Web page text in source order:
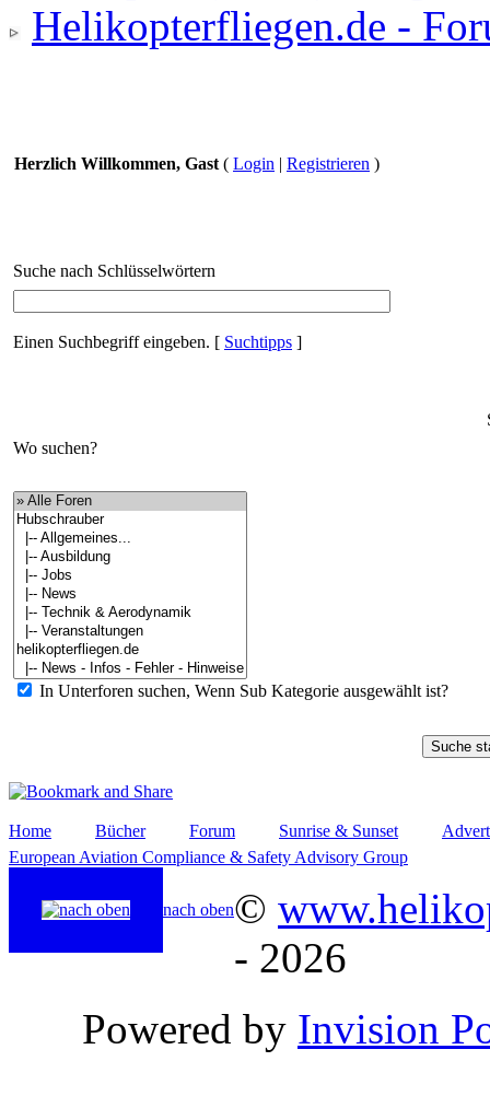
Helikopterfliegen.de -
Herzlich Willkommen, Gast ( Login | Registrieren )
Suche nach Schlüsselwörtern
Einen Suchbegriff eingeben. [ Suchtipps ]
Wo suchen?
In Unterforen suchen, Wenn Sub Kategorie ausgewählt ist?
Home Bücher Forum Sunrise & Sunset
European Aviation Compliance & Safety Advisory Group
nach oben©
- 2026
Powered by Invision